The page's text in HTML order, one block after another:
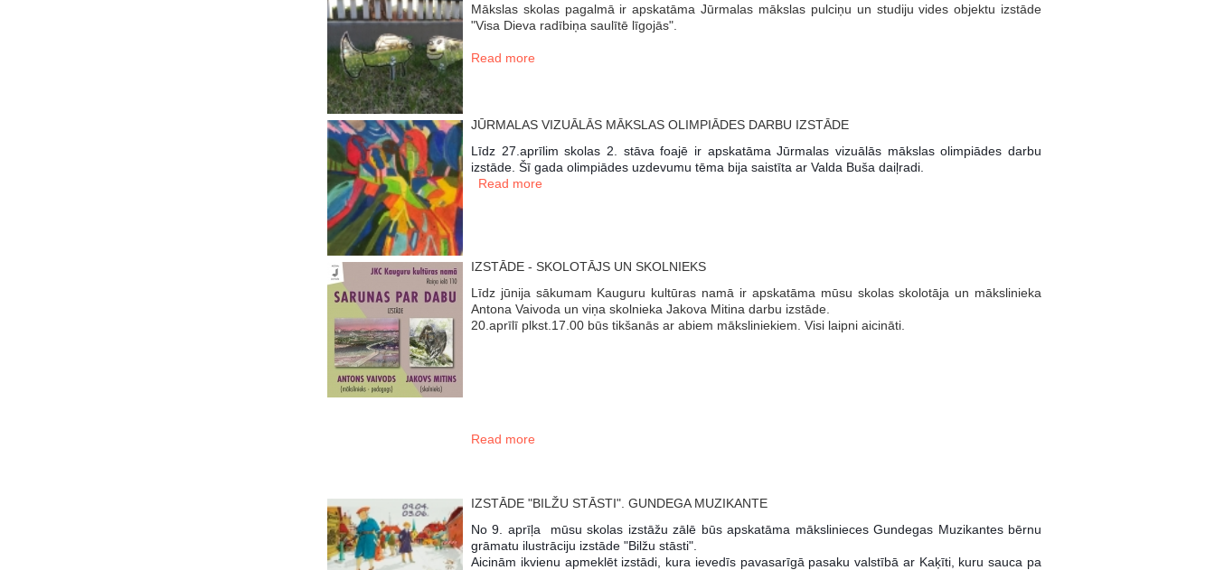
Mākslas skolas pagalmā ir apskatāma Jūrmalas mākslas pulciņu un studiju vides objektu izstāde
"Visa Dieva radībiņa saulītē līgojās".
Read more
JŪRMALAS VIZUĀLĀS MĀKSLAS OLIMPIĀDES DARBU IZSTĀDE
Līdz 27.aprīlim skolas 2. stāva foajē ir apskatāma Jūrmalas vizuālās mākslas olimpiādes darbu
izstāde. Šī gada olimpiādes uzdevumu tēma bija saistīta ar Valda Buša daiļradi.
Read more
IZSTĀDE - SKOLOTĀJS UN SKOLNIEKS
Līdz jūnija sākumam Kauguru kultūras namā ir apskatāma mūsu skolas skolotāja un mākslinieka
Antona Vaivoda un viņa skolnieka Jakova Mitina darbu izstāde.
20.aprīlī plkst.17.00 būs tikšanās ar abiem māksliniekiem. Visi laipni aicināti.
Read more
IZSTĀDE "BILŽU STĀSTI". GUNDEGA MUZIKANTE
No 9. aprīļa mūsu skolas izstāžu zālē būs apskatāma mākslinieces Gundegas Muzikantes bērnu
grāmatu ilustrāciju izstāde "Bilžu stāsti".
Aicinām ikvienu apmeklēt izstādi, kura ievedīs pavasarīgā pasaku valstībā ar Kaķīti, kuru sauca pa